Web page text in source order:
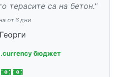
терасите са на бетон."
от 6 дни
Георги
бюджет